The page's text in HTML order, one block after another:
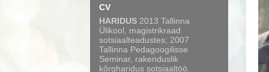
CV
HARIDUS 2013 Tallinna
Ülikool, magistrikraad
sotsiaalteadustes; 2007
Tallinna Pedagoogilisse
Seminar, rakenduslik
kõrgharidus sotsiaaltöö.